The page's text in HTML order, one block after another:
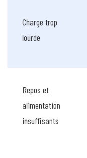
Charge trop
lourde
Repos et
alimentation
insuffisants